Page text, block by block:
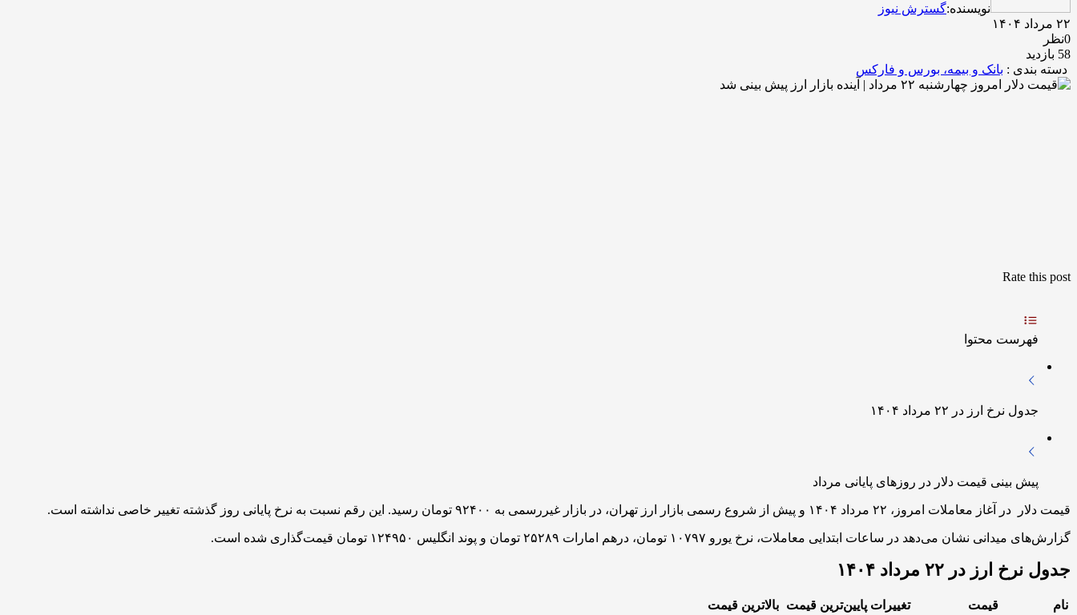
نویسنده:گسترش نیوز
۲۲ مرداد ۱۴۰۴
0نظر
58 بازدید
دسته بندی : بانک و بیمه، بورس و فارکس
Rate this post
فهرست محتوا
جدول نرخ ارز در ۲۲ مرداد ۱۴۰۴
پیش بینی قیمت دلار در روزهای پایانی مرداد
قیمت دلار در آغاز معاملات امروز، ۲۲ مرداد ۱۴۰۴ و پیش از شروع رسمی بازار ارز تهران، در بازار غیررسمی به ۹۲۴۰۰ تومان رسید. این رقم نسبت به نرخ پایانی روز گذشته تغییر خاصی نداشته است.
گزارش‌های میدانی نشان می‌دهد در ساعات ابتدایی معاملات، نرخ یورو ۱۰۷۹۷ تومان، درهم امارات ۲۵۲۸۹ تومان و پوند انگلیس ۱۲۴۹۵۰ تومان قیمت‌گذاری شده است.
جدول نرخ ارز در ۲۲ مرداد ۱۴۰۴
نام قیمت تغییرات پایین‌ترین قیمت بالاترین قیمت